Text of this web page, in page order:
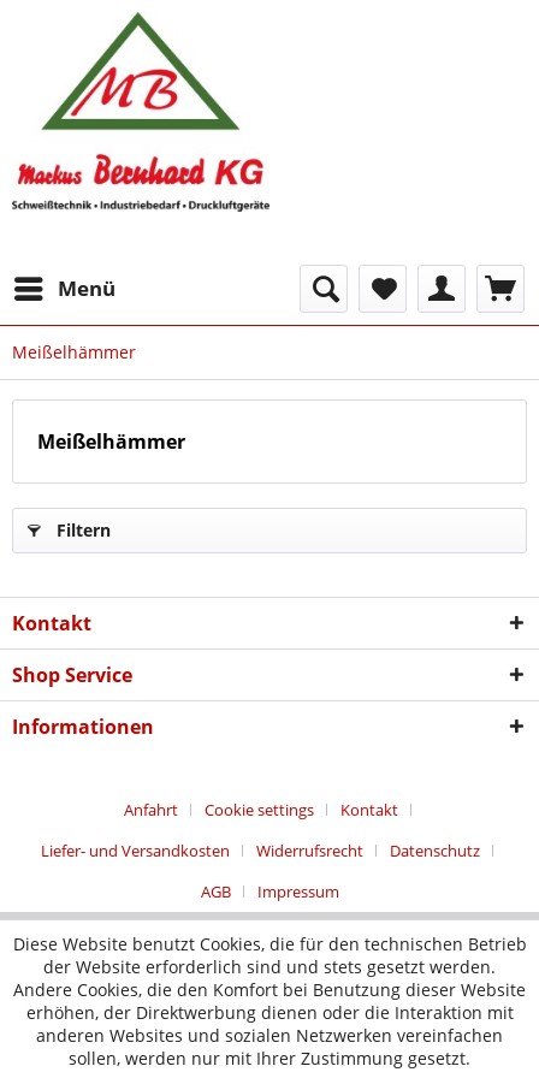
Menü
Meißelhämmer
Meißelhämmer
Filtern
Kontakt
Shop Service
Informationen
Anfahrt Cookie settings
Kontakt
Liefer- und Versandkosten
Widerrufsrecht
Datenschutz
AGB
Impressum
Diese Website benutzt Cookies, die für den technischen Betrieb
der Website erforderlich sind und stets gesetzt werden.
Andere Cookies, die den Komfort bei Benutzung dieser Website
erhöhen, der Direktwerbung dienen oder die Interaktion mit
anderen Websites und sozialen Netzwerken vereinfachen
sollen, werden nur mit Ihrer Zustimmung gesetzt.